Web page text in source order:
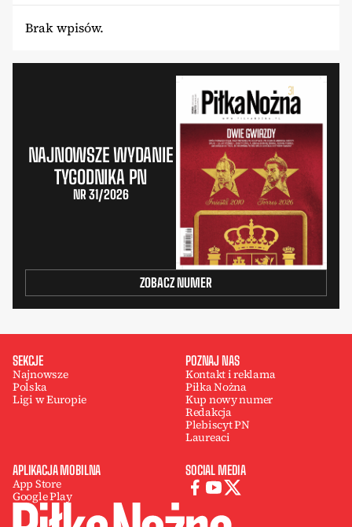
Brak wpisów.
NAJNOWSZE WYDANIE
TYGODNIKA PN
NR 31/2026
ZOBACZ NUMER
SEKCJE
Najnowsze
Polska
Ligi w Europie
POZNAJ NAS
Kontakt i reklama
Piłka Nożna
Kup nowy numer
Redakcja
Plebiscyt PN
Laureaci
APLIKACJA MOBILNA
App Store
Google Play
SOCIAL MEDIA